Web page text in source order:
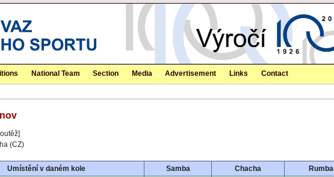
National Team Section Media Advertisement Links Contact
(CZ)
Umístění v daném kole Samba Chacha Rumba